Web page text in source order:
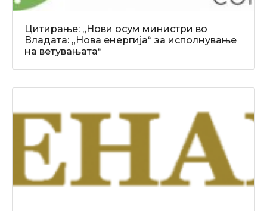
Цитирање: „Нови осум министри во
Владата: „Нова енергија“ за исполнување
на ветувањата“